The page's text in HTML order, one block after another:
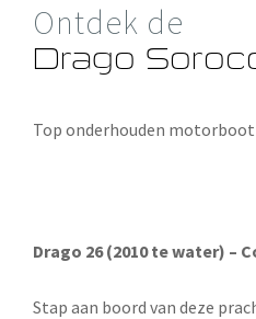
Verkocht
Ontdek de
Drago
Top onderhouden
Drago 26 (2010 te water) –
Stap aan boord van deze